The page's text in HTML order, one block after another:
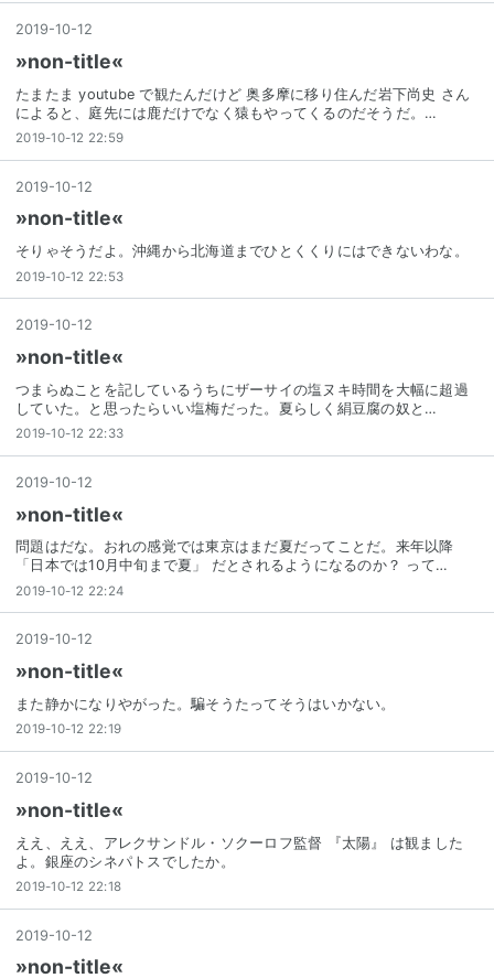
2019-10-12
»non-title«
たまたま youtube で観たんだけど 奥多摩に移り住んだ岩下尚史 さん
によると、庭先には鹿だけでなく猿もやってくるのだそうだ。…
2019-10-12 22:59
2019-10-12
»non-title«
そりゃそうだよ。沖縄から北海道までひとくくりにはできないわな。
2019-10-12 22:53
2019-10-12
»non-title«
つまらぬことを記しているうちにザーサイの塩ヌキ時間を大幅に超過
していた。と思ったらいい塩梅だった。夏らしく絹豆腐の奴と…
2019-10-12 22:33
2019-10-12
»non-title«
問題はだな。おれの感覚では東京はまだ夏だってことだ。来年以降
「日本では10月中旬まで夏」 だとされるようになるのか？ って…
2019-10-12 22:24
2019-10-12
»non-title«
また静かになりやがった。騙そうたってそうはいかない。
2019-10-12 22:19
2019-10-12
»non-title«
ええ、ええ、アレクサンドル・ソクーロフ監督 『太陽』 は観ました
よ。銀座のシネパトスでしたか。
2019-10-12 22:18
2019-10-12
»non-title«